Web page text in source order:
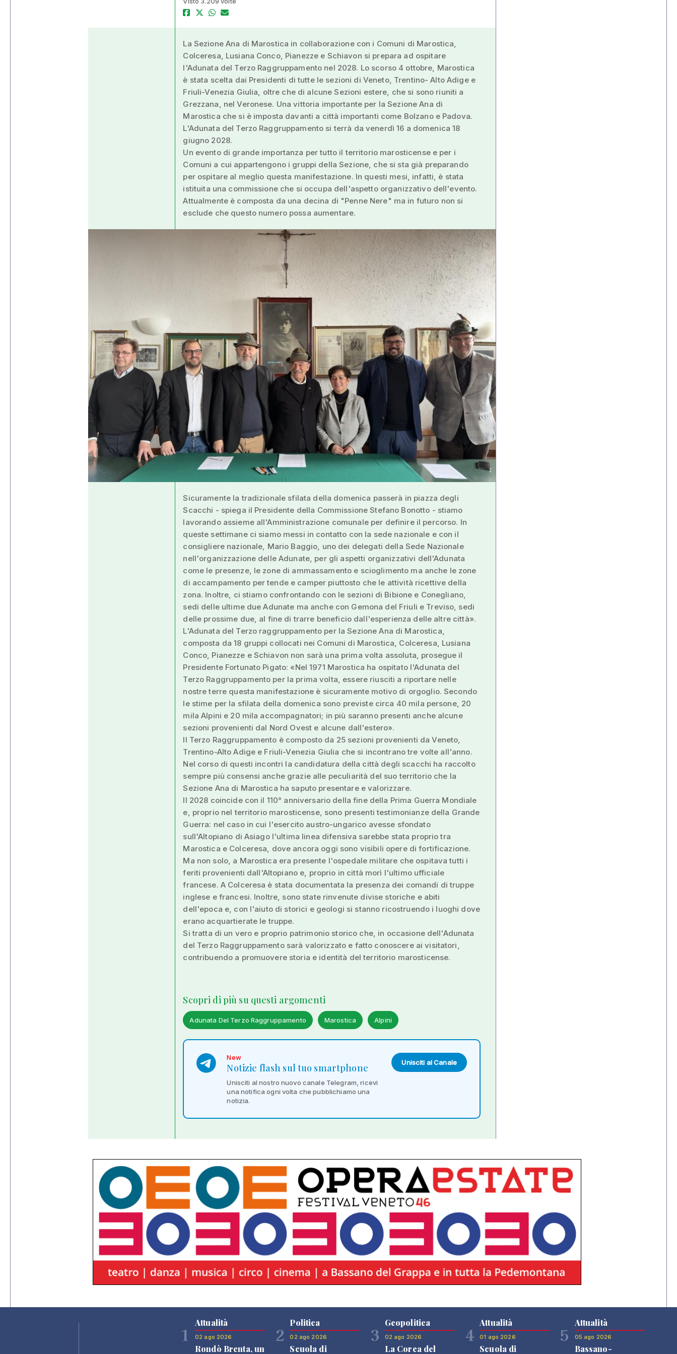
La Sezione Ana di Marostica in collaborazione con i Comuni di Marostica,
Colceresa, Lusiana Conco, Pianezze e Schiavon si prepara ad ospitare
l'Adunata del Terzo Raggruppamento nel 2028. Lo scorso 4 ottobre, Marostica
è stata scelta dai Presidenti di tutte le sezioni di Veneto, Trentino- Alto Adige e
Friuli-Venezia Giulia, oltre che di alcune Sezioni estere, che si sono riuniti a
Grezzana, nel Veronese. Una vittoria importante per la Sezione Ana di
Marostica che si è imposta davanti a città importanti come Bolzano e Padova.
L'Adunata del Terzo Raggruppamento si terrà da venerdì 16 a domenica 18
giugno 2028.
Un evento di grande importanza per tutto il territorio marosticense e per i
Comuni a cui appartengono i gruppi della Sezione, che si sta già preparando
per ospitare al meglio questa manifestazione. In questi mesi, infatti, è stata
istituita una commissione che si occupa dell'aspetto organizzativo dell'evento.
Attualmente è composta da una decina di "Penne Nere" ma in futuro non si
esclude che questo numero possa aumentare.
Sicuramente la tradizionale sfilata della domenica passerà in piazza degli
Scacchi - spiega il Presidente della Commissione Stefano Bonotto - stiamo
lavorando assieme all'Amministrazione comunale per definire il percorso. In
queste settimane ci siamo messi in contatto con la sede nazionale e con il
consigliere nazionale, Mario Baggio, uno dei delegati della Sede Nazionale
nell'organizzazione delle Adunate, per gli aspetti organizzativi dell'Adunata
come le presenze, le zone di ammassamento e scioglimento ma anche le zone
di accampamento per tende e camper piuttosto che le attività ricettive della
zona. Inoltre, ci stiamo confrontando con le sezioni di Bibione e Conegliano,
sedi delle ultime due Adunate ma anche con Gemona del Friuli e Treviso, sedi
delle prossime due, al fine di trarre beneficio dall'esperienza delle altre città».
L'Adunata del Terzo raggruppamento per la Sezione Ana di Marostica,
composta da 18 gruppi collocati nei Comuni di Marostica, Colceresa, Lusiana
Conco, Pianezze e Schiavon non sarà una prima volta assoluta, prosegue il
Presidente Fortunato Pigato: «Nel 1971 Marostica ha ospitato l'Adunata del
Terzo Raggruppamento per la prima volta, essere riusciti a riportare nelle
nostre terre questa manifestazione è sicuramente motivo di orgoglio. Secondo
le stime per la sfilata della domenica sono previste circa 40 mila persone, 20
mila Alpini e 20 mila accompagnatori; in più saranno presenti anche alcune
sezioni provenienti dal Nord Ovest e alcune dall'estero».
Il Terzo Raggruppamento è composto da 25 sezioni provenienti da Veneto,
Trentino-Alto Adige e Friuli-Venezia Giulia che si incontrano tre volte all'anno.
Nel corso di questi incontri la candidatura della città degli scacchi ha raccolto
sempre più consensi anche grazie alle peculiarità del suo territorio che la
Sezione Ana di Marostica ha saputo presentare e valorizzare.
Il 2028 coincide con il 110° anniversario della fine della Prima Guerra Mondiale
e, proprio nel territorio marosticense, sono presenti testimonianze della Grande
Guerra: nel caso in cui l'esercito austro-ungarico avesse sfondato
sull'Altopiano di Asiago l'ultima linea difensiva sarebbe stata proprio tra
Marostica e Colceresa, dove ancora oggi sono visibili opere di fortificazione.
Ma non solo, a Marostica era presente l'ospedale militare che ospitava tutti i
feriti provenienti dall'Altopiano e, proprio in città morì l'ultimo ufficiale
francese. A Colceresa è stata documentata la presenza dei comandi di truppe
inglese e francesi. Inoltre, sono state rinvenute divise storiche e abiti
dell'epoca e, con l'aiuto di storici e geologi si stanno ricostruendo i luoghi dove
erano acquartierate le truppe.
Si tratta di un vero e proprio patrimonio storico che, in occasione dell'Adunata
del Terzo Raggruppamento sarà valorizzato e fatto conoscere ai visitatori,
contribuendo a promuovere storia e identità del territorio marosticense.
Scopri di più su questi argomenti
Adunata Del Terzo Raggruppamento Marostica Alpini
New
Notizie flash sul tuo smartphone
Unisciti al nostro nuovo canale Telegram, ricevi
una notifica ogni volta che pubblichiamo una
notizia.
Unisciti al Canale
1
Attualità
02 ago 2026
Rondò Brenta, un
2
Politica
02 ago 2026
Scuola di
3
Geopolitica
02 ago 2026
La Corea del
4
Attualità
01 ago 2026
Scuola di
5
Attualità
05 ago 2026
Bassano-